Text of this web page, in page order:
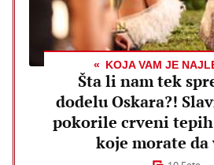
KOJA VAM JE
Šta li nam tek
dodelu Oskara?!
pokorile crveni
koje morate